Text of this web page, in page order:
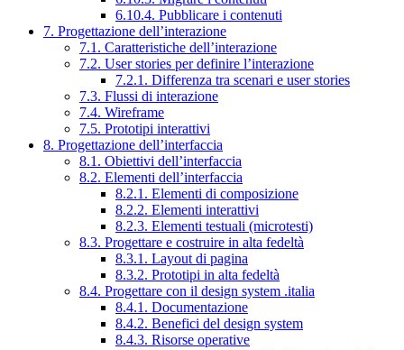
6.10.4. Pubblicare i contenuti
7. Progettazione dell’interazione
7.1. Caratteristiche dell’interazione
7.2. User stories per definire l’interazione
7.2.1. Differenza tra scenari e user stories
7.3. Flussi di interazione
7.4. Wireframe
7.5. Prototipi interattivi
8. Progettazione dell’interfaccia
8.1. Obiettivi dell’interfaccia
8.2. Elementi dell’interfaccia
8.2.1. Elementi di composizione
8.2.2. Elementi interattivi
8.2.3. Elementi testuali (microtesti)
8.3. Progettare e costruire in alta fedeltà
8.3.1. Layout di pagina
8.3.2. Prototipi in alta fedeltà
8.4. Progettare con il design system .italia
8.4.1. Documentazione
8.4.2. Benefici del design system
8.4.3. Risorse operative